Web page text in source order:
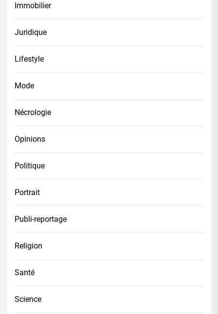
Immobilier
Juridique
Lifestyle
Mode
Nécrologie
Opinions
Politique
Portrait
Publi-reportage
Religion
Santé
Science